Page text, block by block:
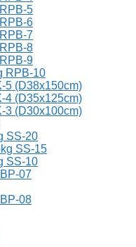
5
6
7
8
9
RPB-10
5 (D38x150cm)
4 (D35x125cm)
3 (D30x100cm)
SS-20
SS-15
SS-10
07
08